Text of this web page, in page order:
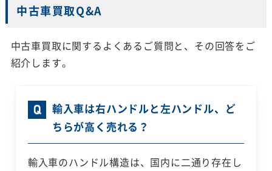
中古車買取Q&A
中古車買取に関するよくあるご質問と、その回答をご
紹介します。
輸入車は右ハンドルと左ハンドル、ど
ちらが高く売れる？
輸入車のハンドル構造は、国内に二通り存在し